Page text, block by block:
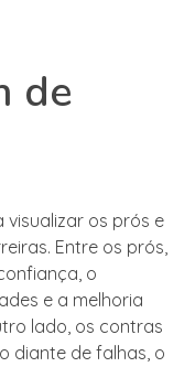
de
visualizar os prós e
Entre os prós,
o
e a melhoria
lado, os contras
diante de falhas, o